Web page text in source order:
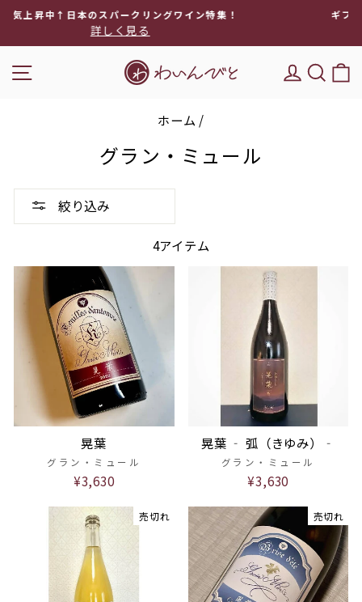
イ
ョ
を
特集！ ギフトラッピング無料でワインギフトにぴっ
キー
ホーム /
グラン・ミュール
絞り込み
4アイテム
晃葉
グラン・ミュール
¥3,630
晃葉 ‐ 弧（きゆみ）‐
グラン・ミュール
¥3,630
売切れ 売切れ